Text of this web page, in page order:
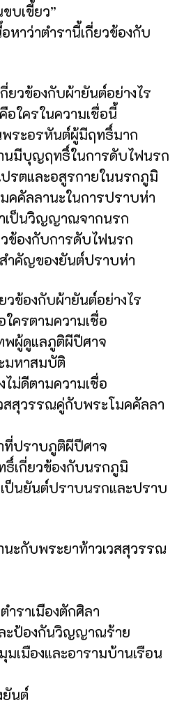
บเขี้ยว”
หาว่าตำรานี้เกี่ยวข้องกับ
ยวข้องกับผ้ายันต์อย่างไร
อใครในความเชื่อนี้
ระอรหันต์ผู้มีฤทธิ์มาก
นมีบุญฤทธิ์ในการดับไฟนรก
รตและอสูรกายในนรกภูมิ
คคัลลานะในการปราบห่า
เป็นวิญญาณจากนรก
ข้องกับการดับไฟนรก
ำคัญของยันต์ปราบห่า
วข้องกับผ้ายันต์อย่างไร
ใครตามความเชื่อ
พผู้ดูแลภูติผีปีศาจ
มหาสมบัติ
ม่ดีตามความเชื่อ
สสุวรรณคู่กับพระโมคคัลลา
ที่ปราบภูติผีปีศาจ
เกี่ยวข้องกับนรกภูมิ
ป็นยันต์ปราบนรกและปราบ
ะกับพระยาท้าวเวสสุวรรณ
ำราเมืองตักศิลา
ละป้องกันวิญญาณร้าย
มเมืองและอารามบ้านเรือน
ยันต์